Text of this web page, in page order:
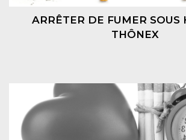
ARRÊTER DE FUMER SOUS
THÔNEX